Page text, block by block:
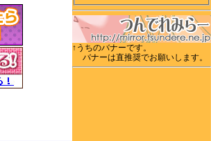
↑うちのバナーです。
バナーは直推奨でお願いします。